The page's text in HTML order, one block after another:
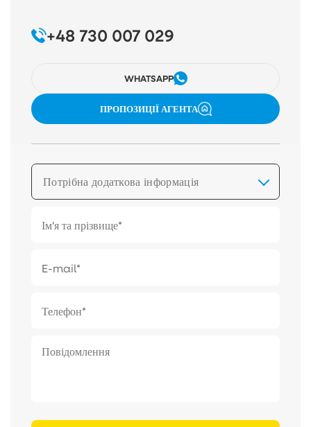
+48 730 007 029
WHATSAPP
ПРОПОЗИЦІЇ АГЕНТА
Потрібна додаткова інформація